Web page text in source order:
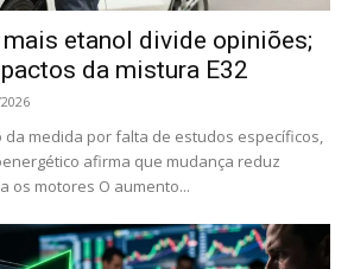
etanol divide opiniões;
da mistura E32
da medida por falta de estudos específicos,
afirma que mudança reduz
os motores O aumento...